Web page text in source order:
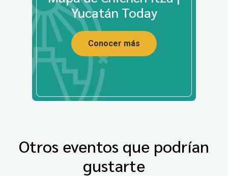
Yucatán Today
Conocer más
Otros eventos que podrían
gustarte